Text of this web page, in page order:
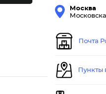
Москва
Почта
Пункты